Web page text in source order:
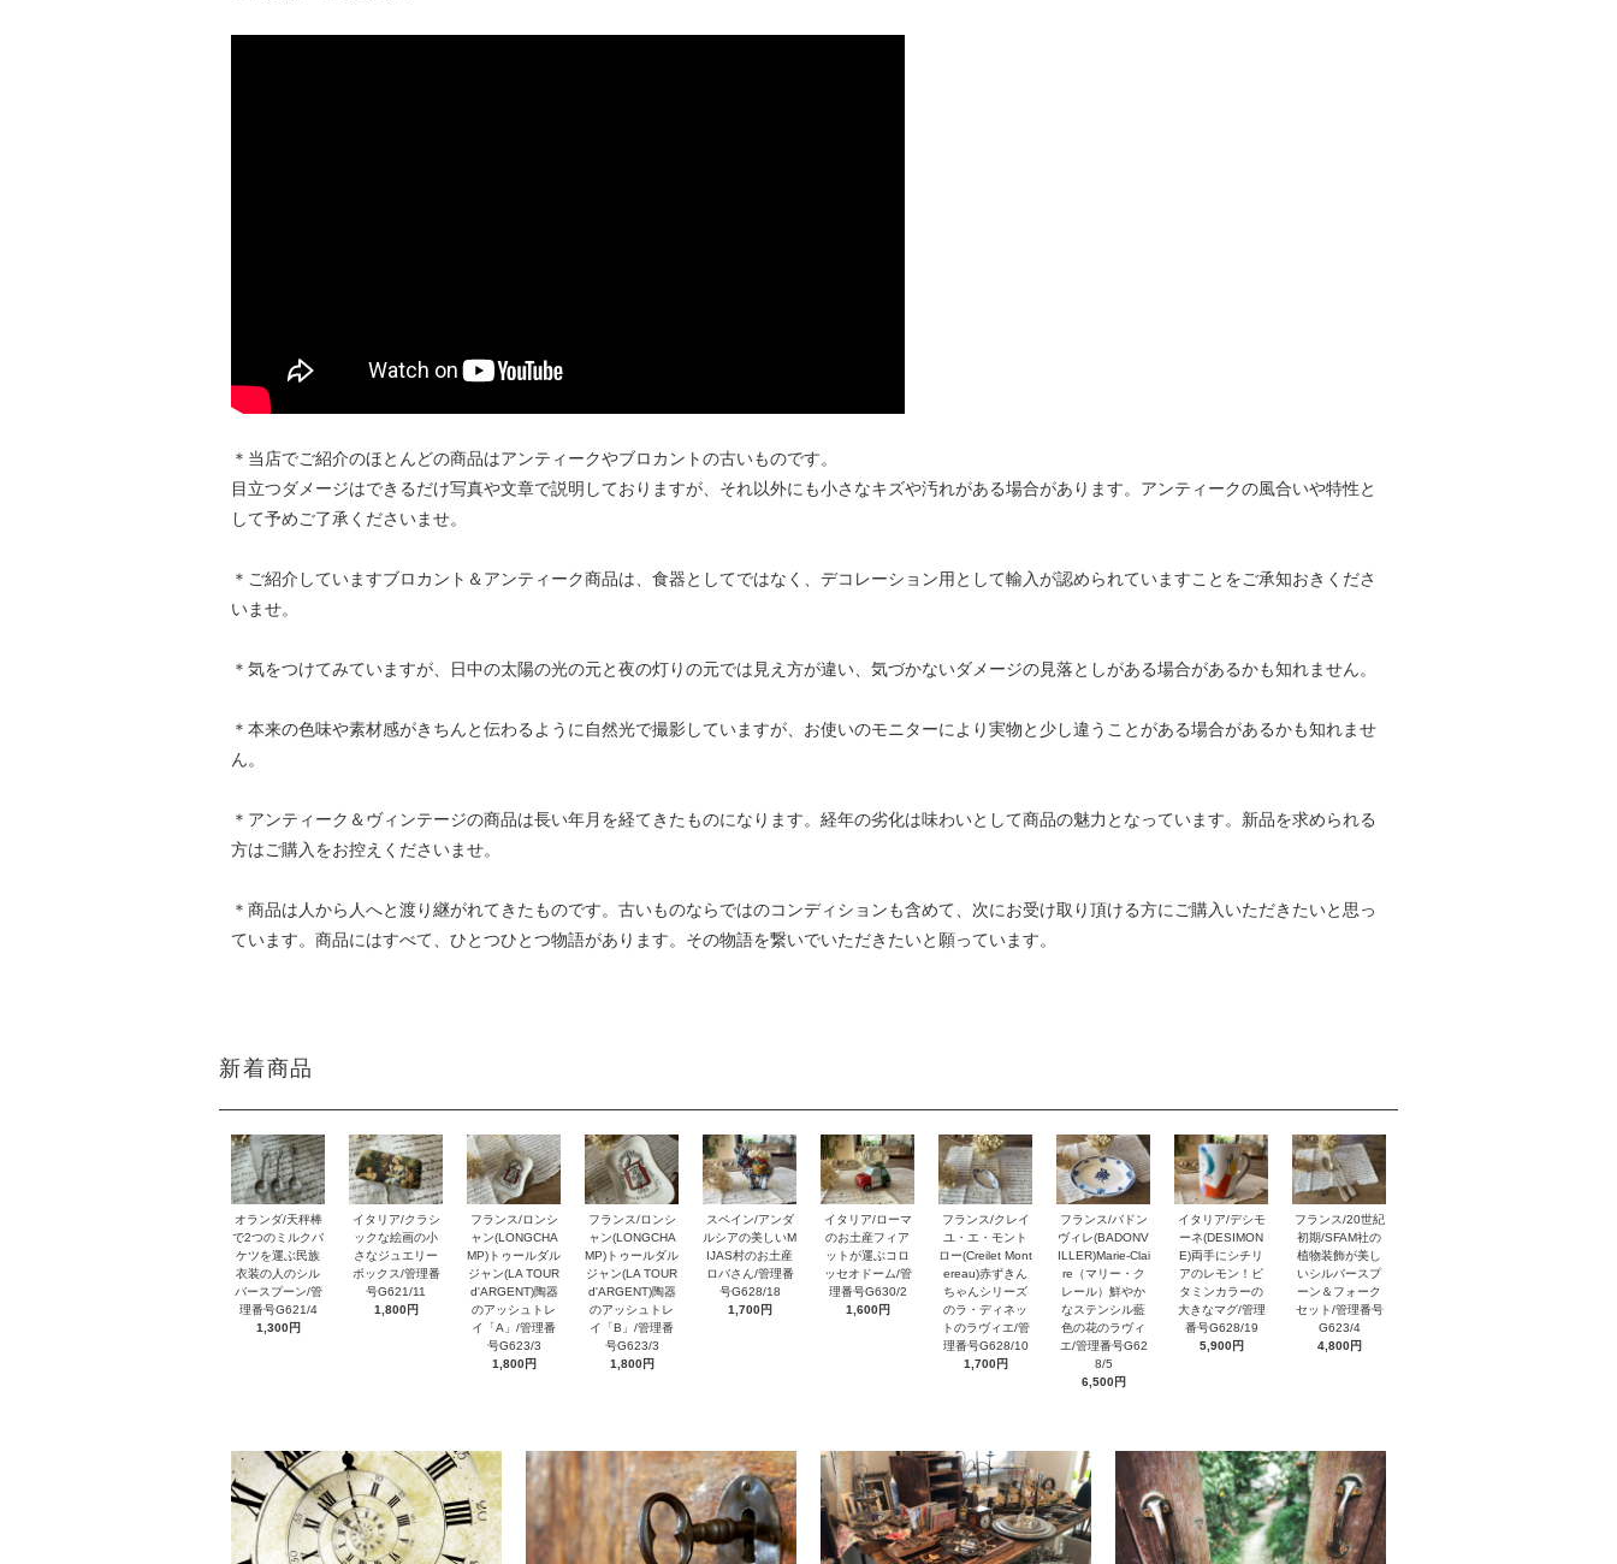
＊当店でご紹介のほとんどの商品はアンティークやブロカントの古いものです。
目立つダメージはできるだけ写真や文章で説明しておりますが、それ以外にも小さなキズや汚れがある場合があります。アンティークの風合いや特性と
して予めご了承くださいませ。
＊ご紹介していますブロカント＆アンティーク商品は、食器としてではなく、デコレーション用として輸入が認められていますことをご承知おきくださ
いませ。
＊気をつけてみていますが、日中の太陽の光の元と夜の灯りの元では見え方が違い、気づかないダメージの見落としがある場合があるかも知れません。
＊本来の色味や素材感がきちんと伝わるように自然光で撮影していますが、お使いのモニターにより実物と少し違うことがある場合があるかも知れませ
ん。
＊アンティーク＆ヴィンテージの商品は長い年月を経てきたものになります。経年の劣化は味わいとして商品の魅力となっています。新品を求められる
方はご購入をお控えくださいませ。
＊商品は人から人へと渡り継がれてきたものです。古いものならではのコンディションも含めて、次にお受け取り頂ける方にご購入いただきたいと思っ
ています。商品にはすべて、ひとつひとつ物語があります。その物語を繋いでいただきたいと願っています。
新着商品
オランダ/天秤棒
で2つのミルクバ
ケツを運ぶ民族
衣装の人のシル
バースプーン/管
理番号G621/4
1,300円
イタリア/クラシ
ックな絵画の小
さなジュエリー
ボックス/管理番
号G621/11
1,800円
フランス/ロンシ
ャン(LONGCHA
MP)トゥールダル
ジャン(LA TOUR
d'ARGENT)陶器
のアッシュトレ
イ「A」/管理番
号G623/3
1,800円
フランス/ロンシ
ャン(LONGCHA
MP)トゥールダル
ジャン(LA TOUR
d'ARGENT)陶器
のアッシュトレ
イ「B」/管理番
号G623/3
1,800円
スペイン/アンダ
ルシアの美しいM
IJAS村のお土産
ロバさん/管理番
号G628/18
1,700円
イタリア/ローマ
のお土産フィア
ットが運ぶコロ
ッセオドーム/管
理番号G630/2
1,600円
フランス/クレイ
ユ・エ・モント
ロー(Creilet Mont
ereau)赤ずきん
ちゃんシリーズ
のラ・ディネッ
トのラヴィエ/管
理番号G628/10
1,700円
フランス/バドン
ヴィレ(BADONV
ILLER)Marie-Clai
re（マリー・ク
レール）鮮やか
なステンシル藍
色の花のラヴィ
エ/管理番号G62
8/5
6,500円
イタリア/デシモ
ーネ(DESIMON
E)両手にシチリ
アのレモン！ビ
タミンカラーの
大きなマグ/管理
番号G628/19
5,900円
フランス/20世紀
初期/SFAM社の
植物装飾が美し
いシルバースプ
ーン＆フォーク
セット/管理番号
G623/4
4,800円